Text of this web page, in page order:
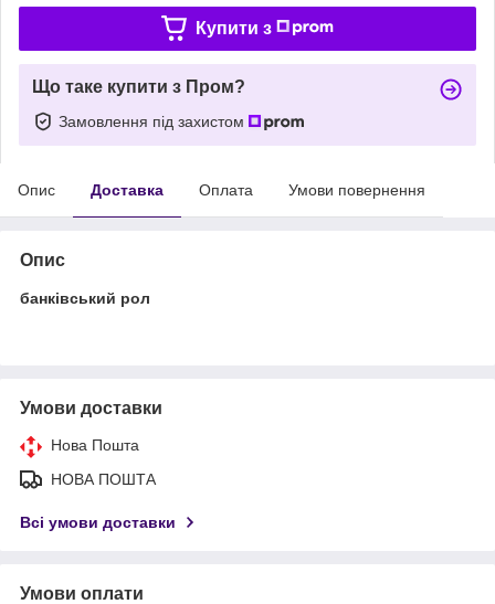
Купити з
Що таке купити з Пром?
Замовлення під захистом
Опис Доставка Оплата Умови повернення
Опис
банківський рол
Умови доставки
Нова Пошта
НОВА ПОШТА
Всі умови доставки
Умови оплати